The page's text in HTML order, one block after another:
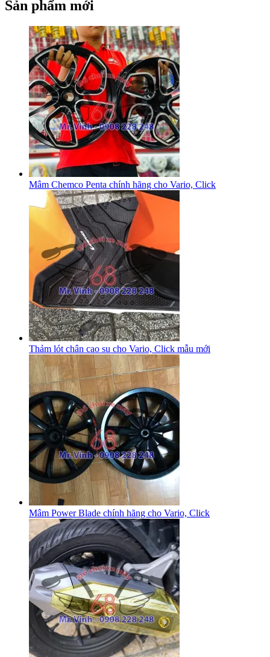
Sản phẩm mới
Mâm Chemco Penta chính hãng cho Vario, Click
Thảm lót chân cao su cho Vario, Click mẫu mới
Mâm Power Blade chính hãng cho Vario, Click